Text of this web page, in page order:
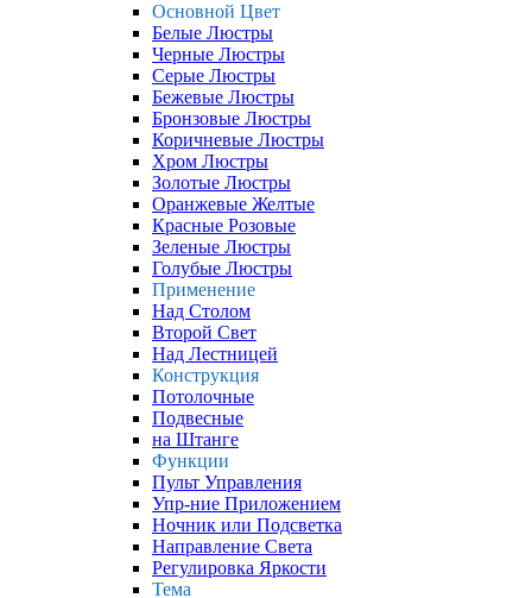
Основной Цвет
Белые Люстры
Черные Люстры
Серые Люстры
Бежевые Люстры
Бронзовые Люстры
Коричневые Люстры
Хром Люстры
Золотые Люстры
Оранжевые Желтые
Красные Розовые
Зеленые Люстры
Голубые Люстры
Применение
Над Столом
Второй Свет
Над Лестницей
Конструкция
Потолочные
Подвесные
на Штанге
Функции
Пульт Управления
Упр-ние Приложением
Ночник или Подсветка
Направление Света
Регулировка Яркости
Тема